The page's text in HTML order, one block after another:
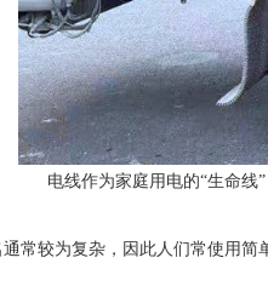
电线作为家庭用电的“生命线
常较为复杂，因此人们常使用